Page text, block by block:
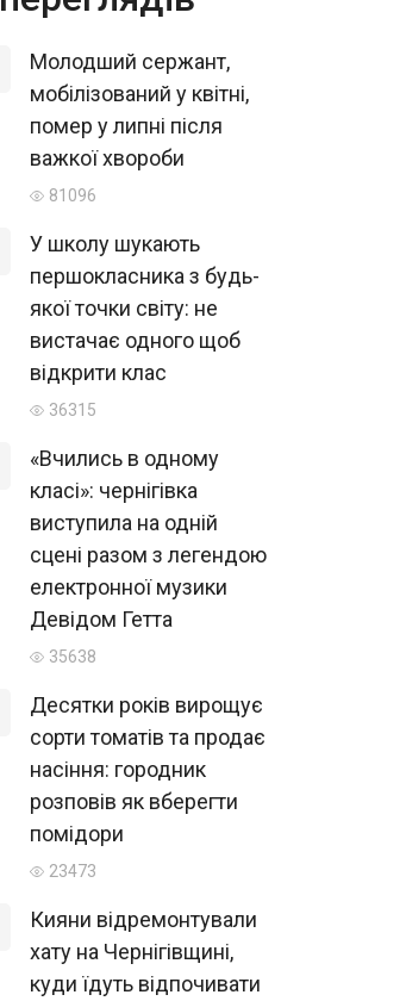
Молодший сержант,
мобілізований у квітні,
помер у липні після
важкої хвороби
81096
У школу шукають
першокласника з будь-
якої точки світу: не
вистачає одного щоб
відкрити клас
36315
«Вчились в одному
класі»: чернігівка
виступила на одній
сцені разом з легендою
електронної музики
Девідом Гетта
35638
Десятки років вирощує
сорти томатів та продає
насіння: городник
розповів як вберегти
помідори
23473
Кияни відремонтували
хату на Чернігівщині,
куди їдуть відпочивати